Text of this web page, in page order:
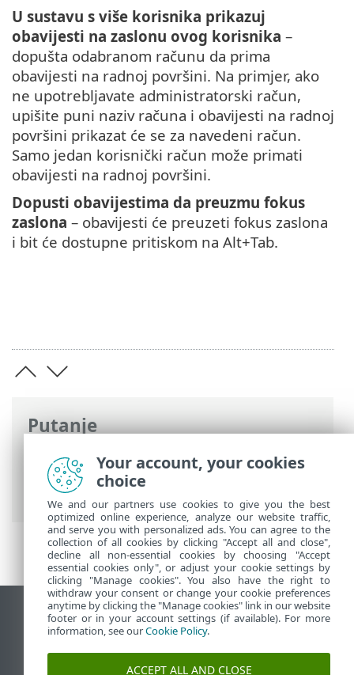
Putanje
ESET-ova online pomoć> ESET Endpoint
Security >Napredno podešavanje
Obavijesti
> Obavijesti na radnoj površini
U sustavu s više korisnika prikazuj
obavijesti na zaslonu ovog korisnika –
dopušta odabranom računu da prima
obavijesti na radnoj površini. Na primjer, ako
ne upotrebljavate administratorski račun,
upišite puni naziv računa i obavijesti na radnoj
površini prikazat će se za navedeni račun.
Samo jedan korisnički račun može primati
obavijesti na radnoj površini.
Dopusti obavijestima da preuzmu fokus
zaslona – obavijesti će preuzeti fokus zaslona
i bit će dostupne pritiskom na Alt+Tab.
Prikaži stranicu za radnu površinu
End of Life
ESET-ova baza znanja
Your account, your cookies
choice
We and our partners use cookies to give you the best
optimized online experience, analyze our website traffic,
and serve you with personalized ads. You can agree to the
collection of all cookies by clicking "Accept all and close",
decline all non-essential cookies by choosing "Accept
essential cookies only", or adjust your cookie settings by
clicking "Manage cookies". You also have the right to
withdraw your consent or change your cookie preferences
anytime by clicking the "Manage cookies" link in our website
footer or in your account settings (if available). For more
information, see ourCookie Policy.
ACCEPT ALL AND CLOSE